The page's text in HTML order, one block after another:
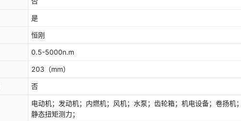
是
恒刚
0.5-5000n.m
203 （mm）
否
电动机；发动机；内燃机；风机；水泵；齿轮箱；机电设备；卷扬机
静态扭矩测力；